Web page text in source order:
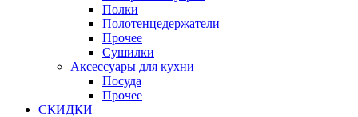
Полки
Полотенцедержатели
Прочее
Сушилки
Аксессуары для кухни
Посуда
Прочее
СКИДКИ